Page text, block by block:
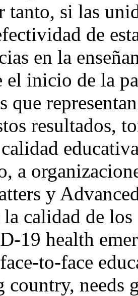
si las
de
en la
el inicio de la
que
resultados,
a
y
calidad de
19 health
to-face
country, needs